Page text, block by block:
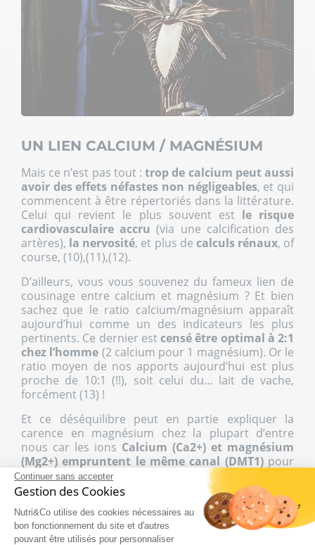
Continuer sans accepter
Gestion des Cookies
Nutri&Co utilise des cookies nécessaires au
bon fonctionnement du site et d'autres
pouvant être utilisés pour personnaliser
UN LIEN CALCIUM / MAGNÉSIUM
Mais ce n’est pas tout :trop de calcium peut aussi
avoir des effets néfastes non négligeables, et qui
commencent à être répertoriés dans la littérature.
Celui qui revient le plus souvent est le risque
cardiovasculaire accru (via une calcification des
artères), la nervosité, et plus de calculs rénaux, of
course, (10),(11),(12).
D’ailleurs, vous vous souvenez du fameux lien de
cousinage entre calcium et magnésium ? Et bien
sachez que le ratio calcium/magnésium apparaît
aujourd’hui comme un des indicateurs les plus
pertinents. Ce dernier estcensé être optimal à 2:1
chez l’homme (2 calcium pour 1 magnésium). Or le
ratio moyen de nos apports aujourd’hui est plus
proche de 10:1 (!!), soit celui du… lait de vache,
forcément (13) !
Et ce déséquilibre peut en partie expliquer la
carence en magnésium chez la plupart d’entre
nous car les ions Calcium (Ca2+) et magnésium
(Mg2+) empruntent le même canal (DMT1)pour
entrer dans les cellules. Et si on encombre le canal
avec du Calcium, et bien le magnésium et surtout
le fer, peuvent s’adonner à leur activité préférée :
nous laisser tomber et partir avant qu’on puisse
les assimiler (14).